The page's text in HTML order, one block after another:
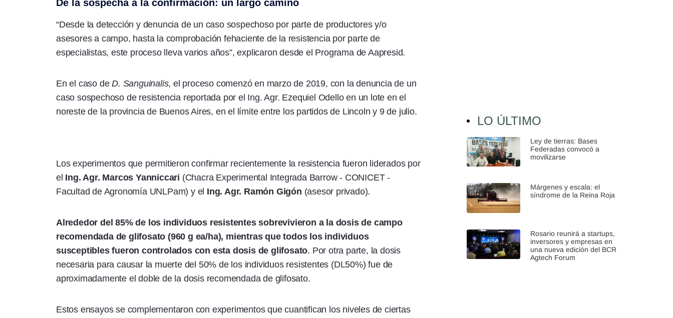
De la sospecha a la confirmación: un largo camino
“Desde la detección y denuncia de un caso sospechoso por parte de productores y/o
asesores a campo, hasta la comprobación fehaciente de la resistencia por parte de
especialistas, este proceso lleva varios años”, explicaron desde el Programa de Aapresid.
En el caso deD. Sanguinalis, el proceso comenzó en marzo de 2019, con la denuncia de un
caso sospechoso de resistencia reportada por el Ing. Agr. Ezequiel Odello en un lote en el
noreste de la provincia de Buenos Aires, en el límite entre los partidos de Lincoln y 9 de julio.
Los experimentos que permitieron confirmar recientemente la resistencia fueron liderados por
el Ing. Agr. Marcos Yanniccari (Chacra Experimental Integrada Barrow - CONICET -
Facultad de Agronomía UNLPam) y el Ing. Agr. Ramón Gigón (asesor privado).
Alrededor del 85% de los individuos resistentes sobrevivieron a la dosis de campo
recomendada de glifosato (960 g ea/ha), mientras que todos los individuos
susceptibles fueron controlados con esta dosis de glifosato. Por otra parte, la dosis
necesaria para causar la muerte del 50% de los individuos resistentes (DL50%) fue de
aproximadamente el doble de la dosis recomendada de glifosato.
Estos ensayos se complementaron con experimentos que cuantifican los niveles de ciertas
LO ÚLTIMO
Ley de tierras: Bases
Federadas convocó a
movilizarse
Márgenes y escala: el
síndrome de la Reina Roja
Rosario reunirá a startups,
inversores y empresas en
una nueva edición del BCR
Agtech Forum